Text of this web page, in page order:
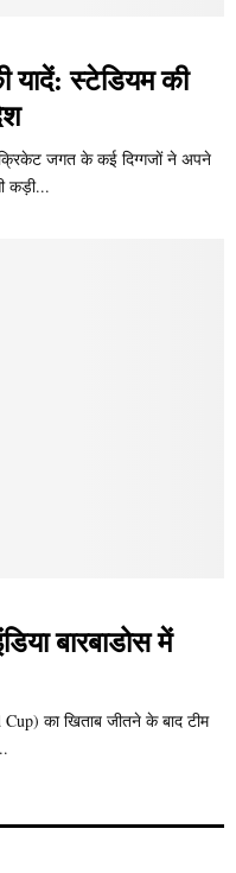
यादें: स्टेडियम की
जगत के कई दिग्गजों ने अपने
कड़ी...
बारबाडोस में
का खिताब जीतने के बाद टीम